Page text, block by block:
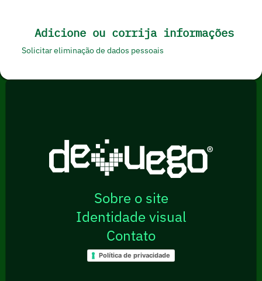
Adicione ou corrija informações
Solicitar eliminação de dados pessoais
Sobre o site
Identidade visual
Contato
Política de privacidade